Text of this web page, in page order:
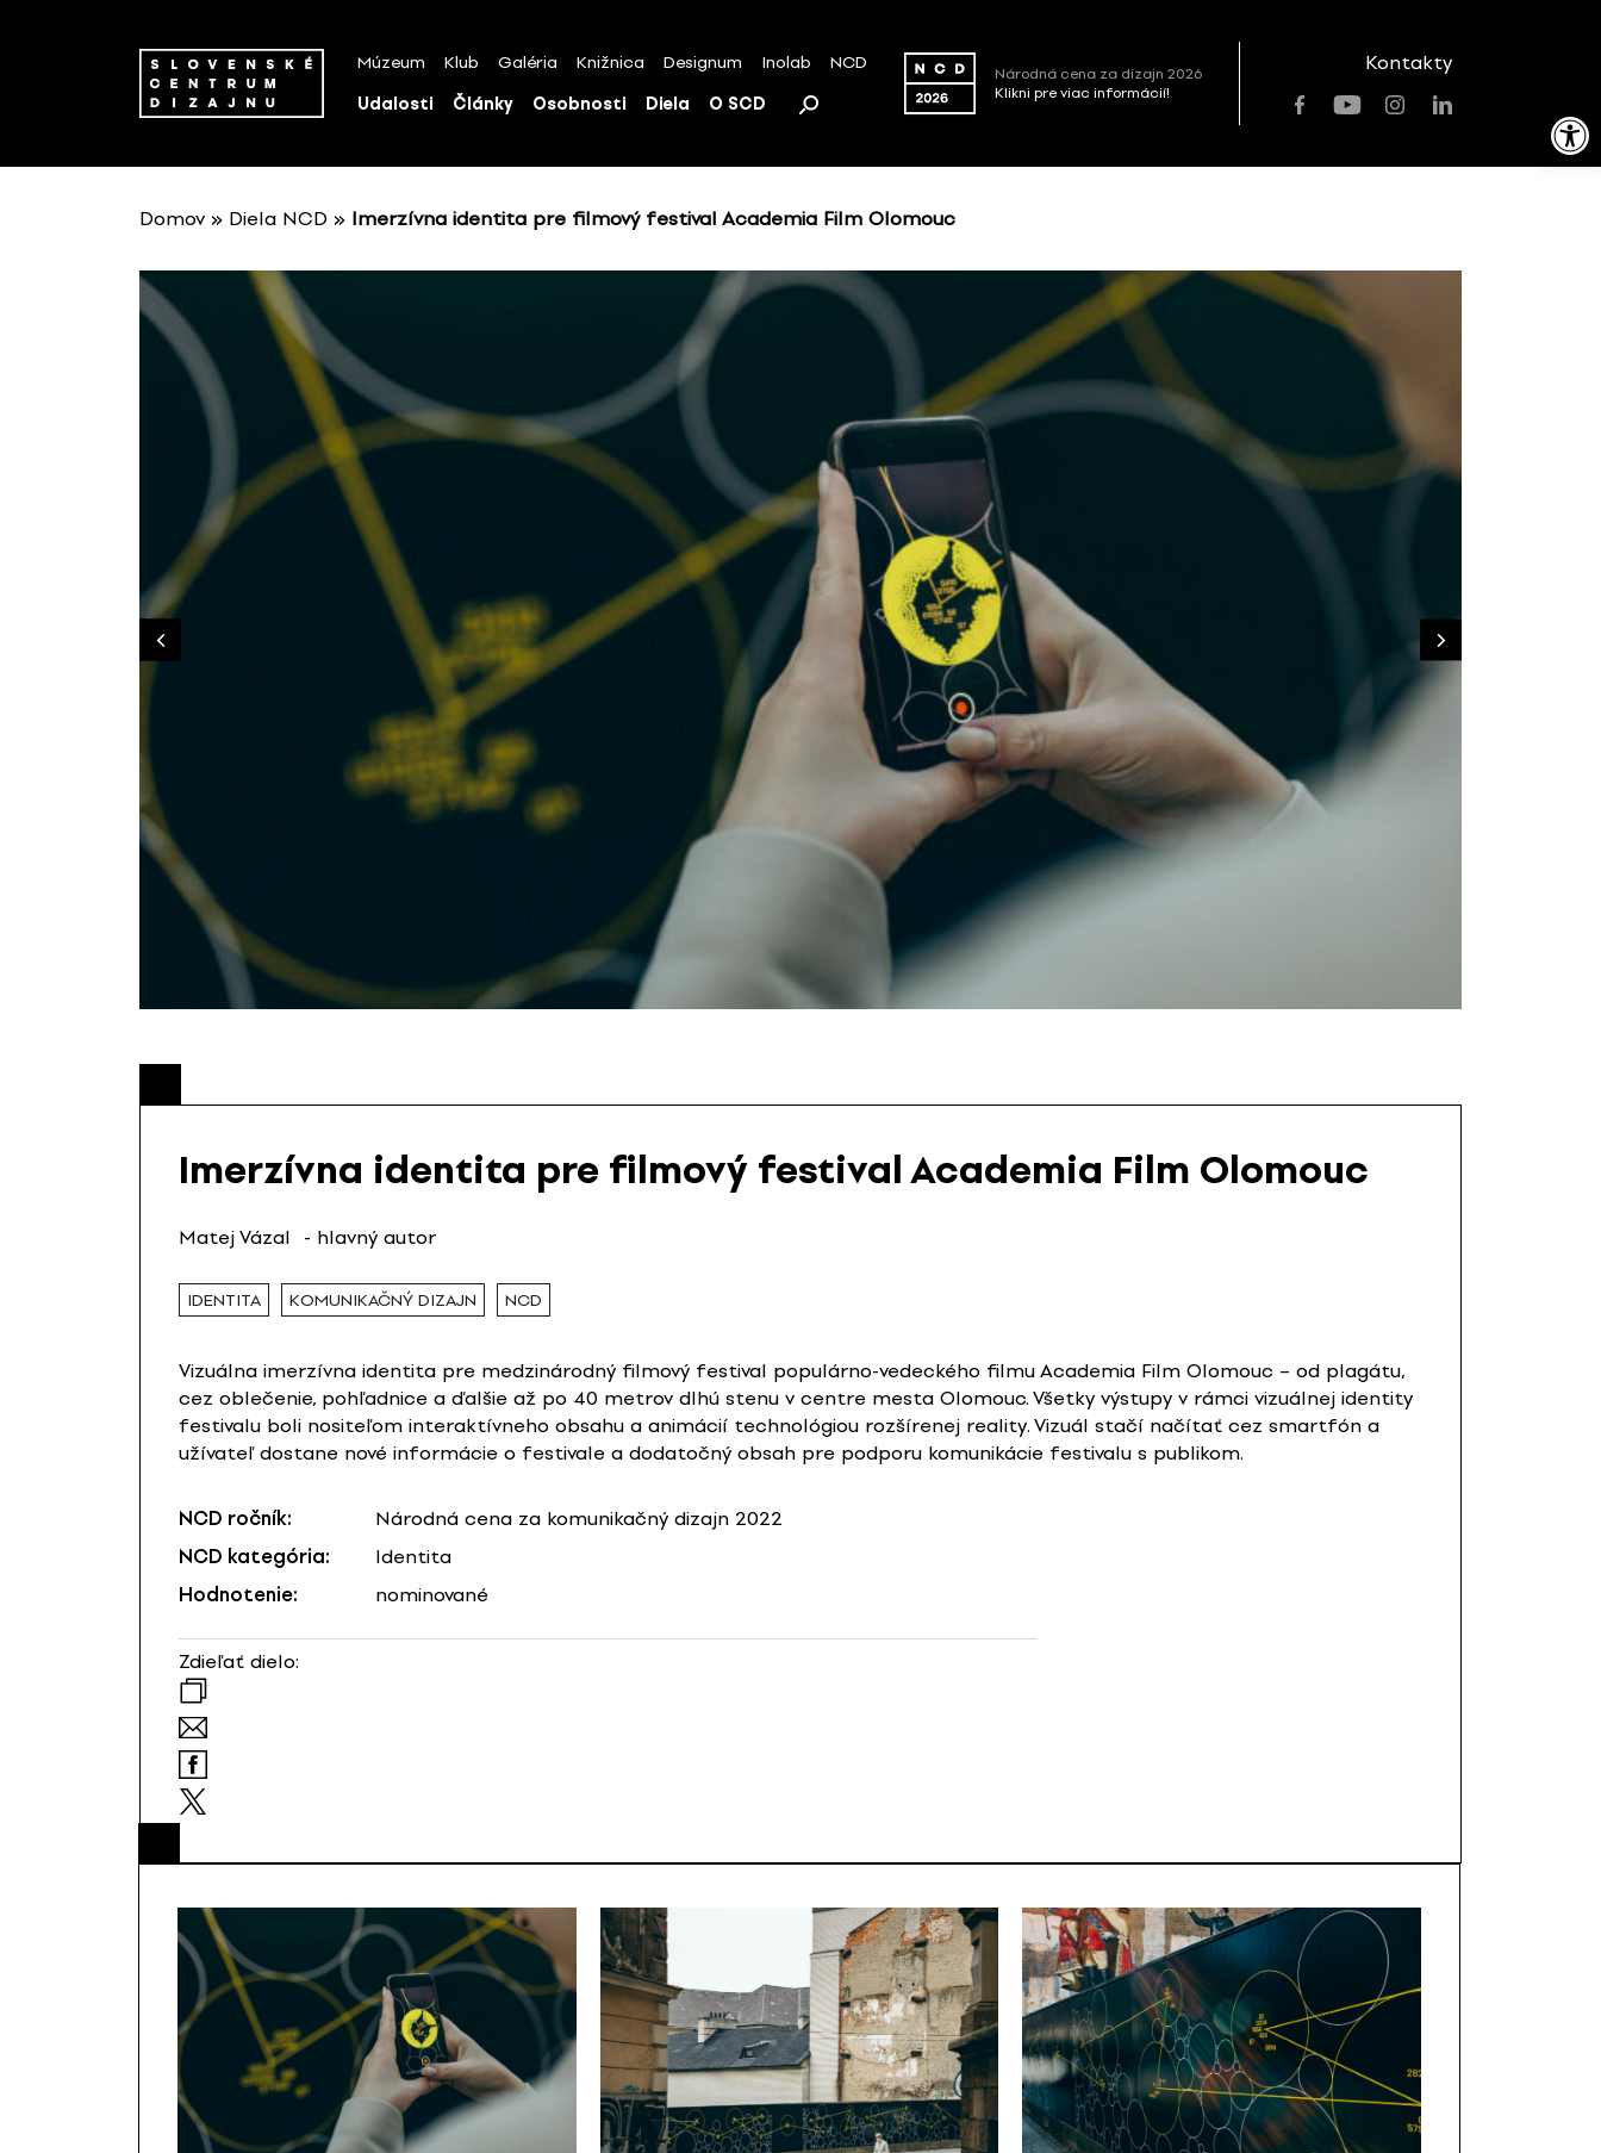
Open toolbar
Múzeum Klub Galéria Knižnica Designum Inolab NCD
Udalosti Články Osobnosti Diela O SCD
Národná cena za dizajn 2026
Klikni pre viac informácií!
Kontakty
Domov » Diela NCD » Imerzívna identita pre filmový festival Academia Film Olomouc
Imerzívna identita pre filmový festival Academia Film Olomouc
Matej Vázal - hlavný autor
IDENTITA KOMUNIKAČNÝ DIZAJN NCD
Vizuálna imerzívna identita pre medzinárodný filmový festival populárno-vedeckého filmu Academia Film Olomouc – od plagátu,
cez oblečenie, pohľadnice a ďalšie až po 40 metrov dlhú stenu v centre mesta Olomouc. Všetky výstupy v rámci vizuálnej identity
festivalu boli nositeľom interaktívneho obsahu a animácií technológiou rozšírenej reality. Vizuál stačí načítať cez smartfón a
užívateľ dostane nové informácie o festivale a dodatočný obsah pre podporu komunikácie festivalu s publikom.
NCD ročník:
Národná cena za komunikačný dizajn 2022
NCD kategória:
Identita
Hodnotenie:
nominované
Zdieľať dielo: